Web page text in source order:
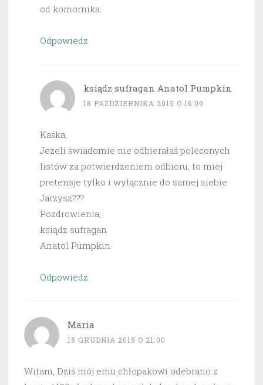
od komornika.
Odpowiedz
ksiądz sufragan Anatol Pumpkin
18 PAŹDZIERNIKA 2015 O 16:09
Kaśka,
Jeżeli świadomie nie odbierałaś poleconych
listów za potwierdzeniem odbioru, to miej
pretensje tylko i wyłącznie do samej siebie.
Jarzysz???
Pozdrowienia,
ksiądz sufragan
Anatol Pumpkin
Odpowiedz
Maria
15 GRUDNIA 2015 O 21:00
Witam, Dziś mój emu chłopakowi odebrano z